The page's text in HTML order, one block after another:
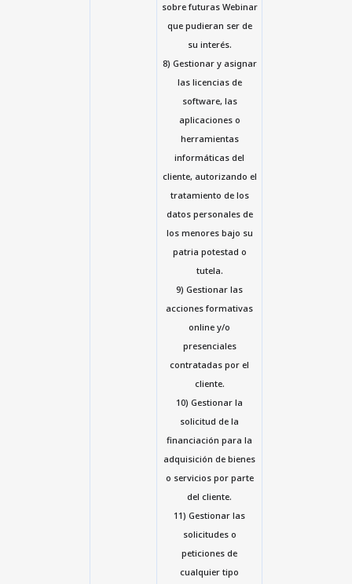
sobre futuras Webinar
que pudieran ser de
su interés.
8) Gestionar y asignar
las licencias de
software, las
aplicaciones o
herramientas
informáticas del
cliente, autorizando el
tratamiento de los
datos personales de
los menores bajo su
patria potestad o
tutela.
9) Gestionar las
acciones formativas
online y/o
presenciales
contratadas por el
cliente.
10) Gestionar la
solicitud de la
financiación para la
adquisición de bienes
o servicios por parte
del cliente.
11) Gestionar las
solicitudes o
peticiones de
cualquier tipo